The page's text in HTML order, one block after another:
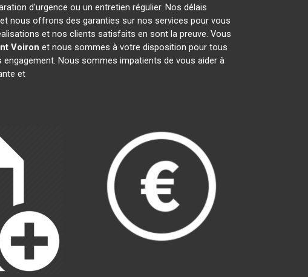
d'urgence ou un entretien régulier. Nos délais
nous offrons des garanties sur nos services pour vous
et nos clients satisfaits en sont la preuve. Vous
Voiron et nous sommes à votre disposition pour tous
Nous sommes impatients de vous aider à
et